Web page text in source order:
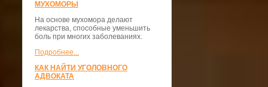
МУХОМОРЫ
На основе мухомора делают
лекарства, способные уменьшить
боль при многих заболеваниях.
Подробнее...
КАК НАЙТИ УГОЛОВНОГО
АДВОКАТА